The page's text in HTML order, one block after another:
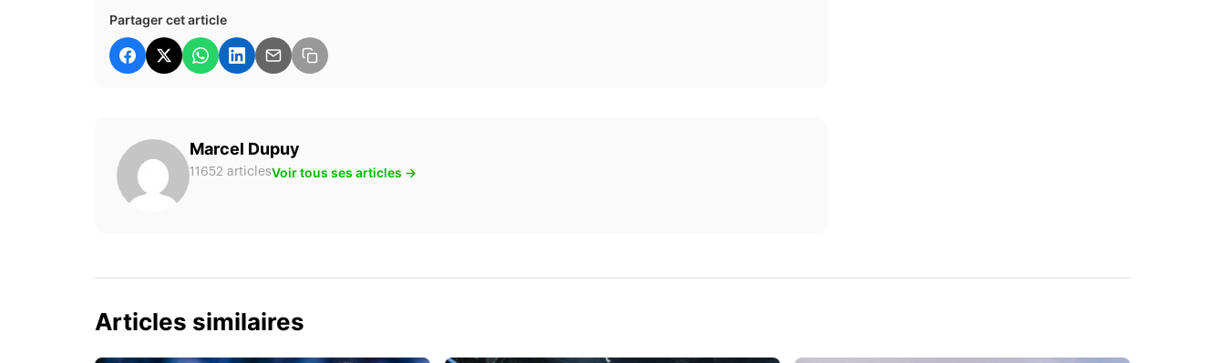
Partager cet article
Marcel Dupuy
11652 articlesVoir tous ses articles →
Articles similaires